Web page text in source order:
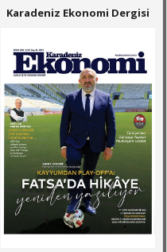
Karadeniz Ekonomi Dergisi